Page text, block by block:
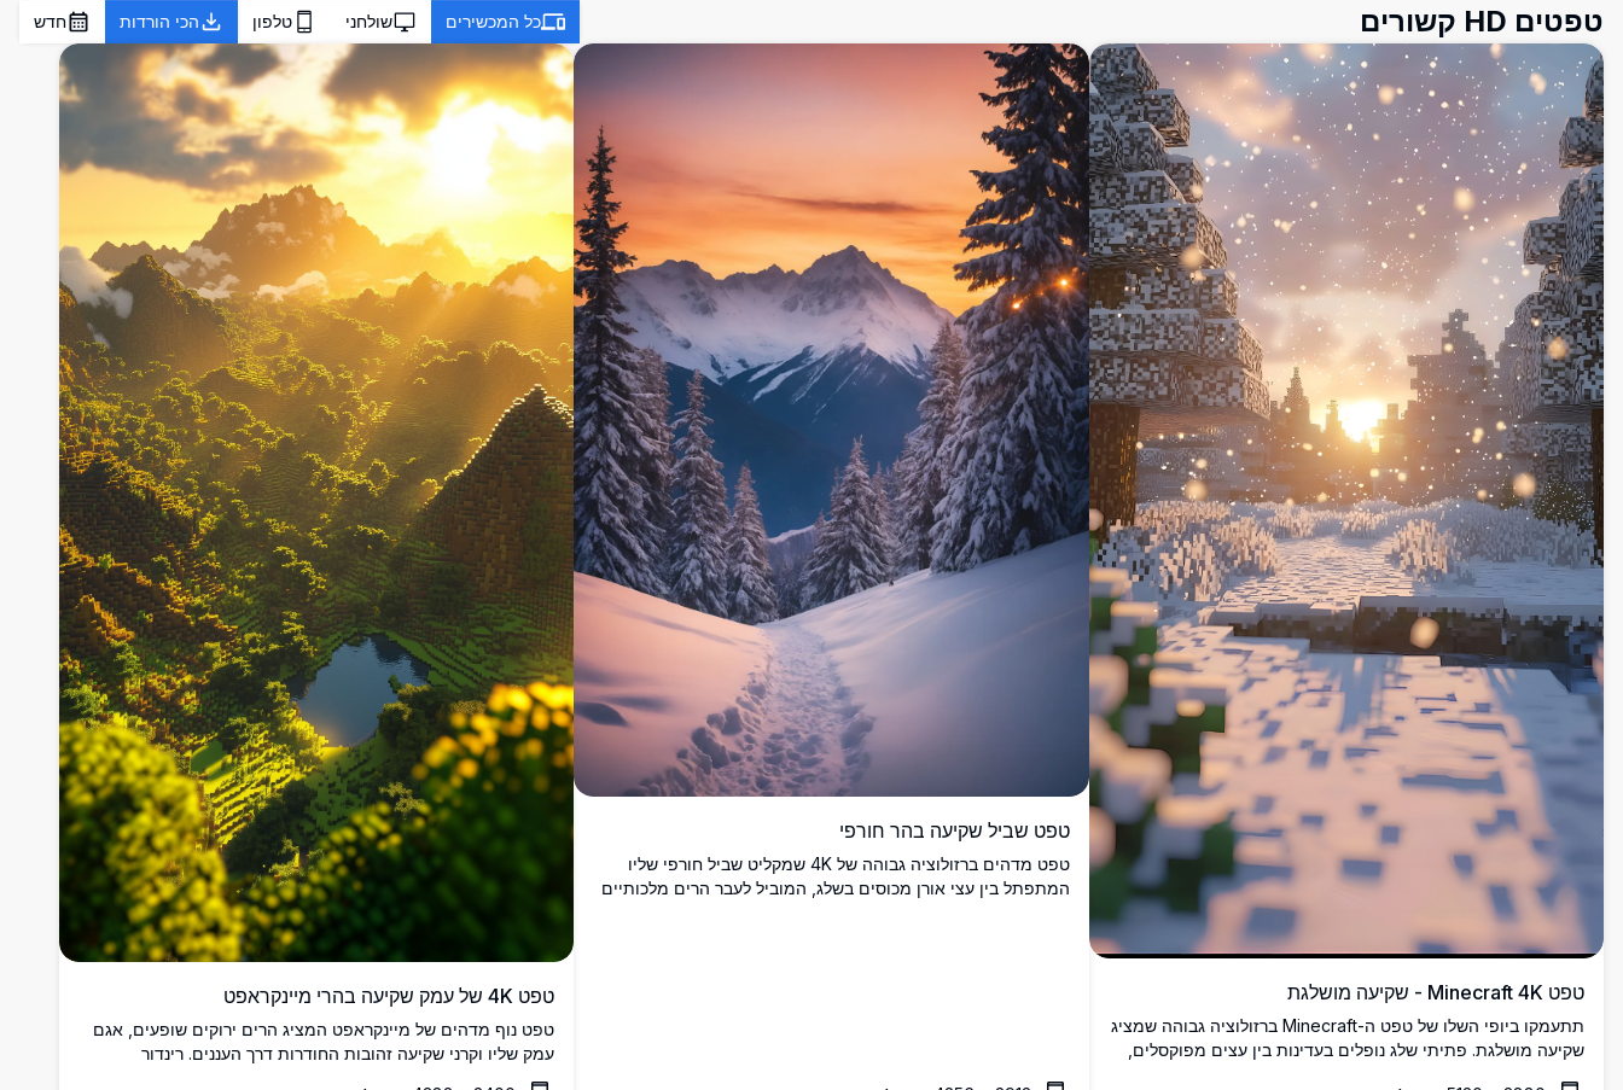
טפטים HD קשורים כל המכשירים שולחני טלפון הכי הורדות חדש
טפט Minecraft 4K - שקיעה מושלגת
תתעמקו ביופי השלו של טפט ה-Minecraft ברזולוציה גבוהה שמציג
שקיעה מושלגת. פתיתי שלג נופלים בעדינות בין עצים מפוקסלים,
טפט שביל שקיעה בהר חורפי
טפט מדהים ברזולוציה גבוהה של 4K שמקליט שביל חורפי שליו
המתפתל בין עצי אורן מכוסים בשלג, המוביל לעבר הרים מלכותיים
טפט 4K של עמק שקיעה בהרי מיינקראפט
טפט נוף מדהים של מיינקראפט המציג הרים ירוקים שופעים, אגם
עמק שליו וקרני שקיעה זהובות החודרות דרך העננים. רינדור
ברזולוציה גבוהה עם שיידרים ריאליסטיים המציגים שטח בלוקים